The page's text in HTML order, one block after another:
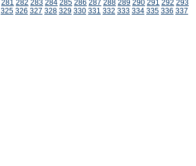
281 282 283 284 285 286 287 288 289 290 291 292 293
325 326 327 328 329 330 331 332 333 334 335 336 337